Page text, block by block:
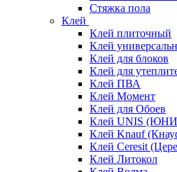
Стяжка пола
Клей
Клей плиточный
Клей
Клей для блоков
Клей для
Клей ПВА
Клей Момент
Клей для Обоев
Клей UNIS
Клей Knauf
Клей Ceresit
Клей Литокол